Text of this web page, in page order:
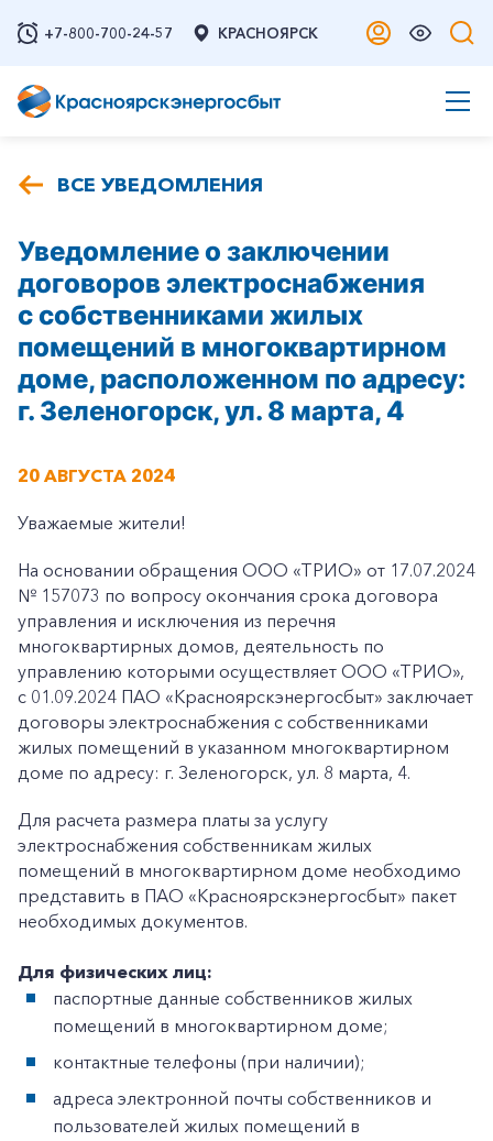
+7-800-700-24-57 КРАСНОЯРСК
ВСЕ УВЕДОМЛЕНИЯ
Уведомление о заключении
договоров электроснабжения
с собственниками жилых
помещений в многоквартирном
доме, расположенном по адресу:
г. Зеленогорск, ул. 8 марта, 4
20 АВГУСТА 2024
Уважаемые жители!
На основании обращения ООО «ТРИО» от 17.07.2024
№ 157073 по вопросу окончания срока договора
управления и исключения из перечня
многоквартирных домов, деятельность по
управлению которыми осуществляет ООО «ТРИО»,
с 01.09.2024 ПАО «Красноярскэнергосбыт» заключает
договоры электроснабжения с собственниками
жилых помещений в указанном многоквартирном
доме по адресу: г. Зеленогорск, ул. 8 марта, 4.
Для расчета размера платы за услугу
электроснабжения собственникам жилых
помещений в многоквартирном доме необходимо
представить в ПАО «Красноярскэнергосбыт» пакет
необходимых документов.
Для физических лиц:
паспортные данные собственников жилых
помещений в многоквартирном доме;
контактные телефоны (при наличии);
адреса электронной почты собственников и
пользователей жилых помещений в